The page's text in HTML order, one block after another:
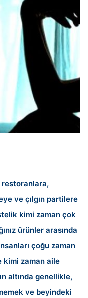
restoranlara,
ve çılgın partilere
kimi zaman çok
ürünler arasında
çoğu zaman
kimi zaman aile
altında genellikle,
ve beyindeki